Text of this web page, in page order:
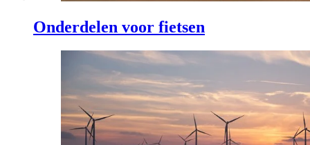
Onderdelen voor fietsen